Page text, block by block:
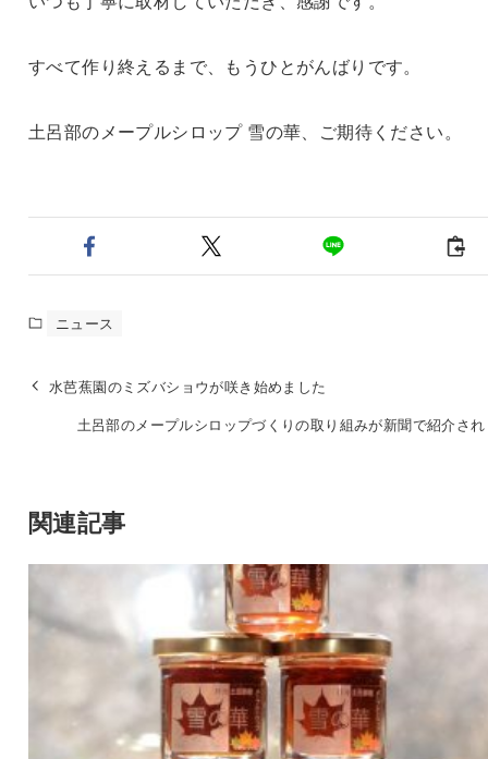
すべて作り終えるまで、もうひとがんばりです。
土呂部のメープルシロップ 雪の華、ご期待ください。
ニュース
水芭蕉園のミズバショウが咲き始めました
土呂部のメープルシロップづくりの取り組みが新聞で紹介さ
関連記事